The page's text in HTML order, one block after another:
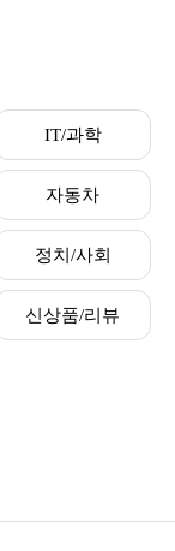
IT/과학
자동차
정치/사회
신상품/리뷰